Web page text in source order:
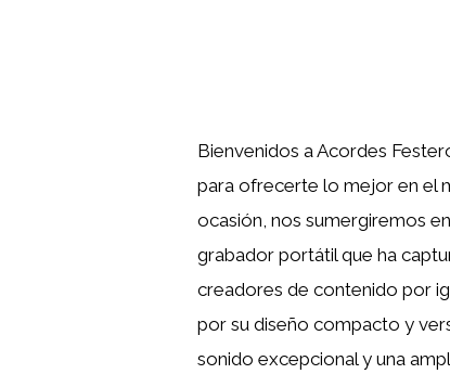
Bienvenidos a Acordes
para ofrecerte lo mejor en el
ocasión, nos sumergiremos
grabador portátil que ha
creadores de contenido por
por su diseño compacto y
sonido excepcional y una